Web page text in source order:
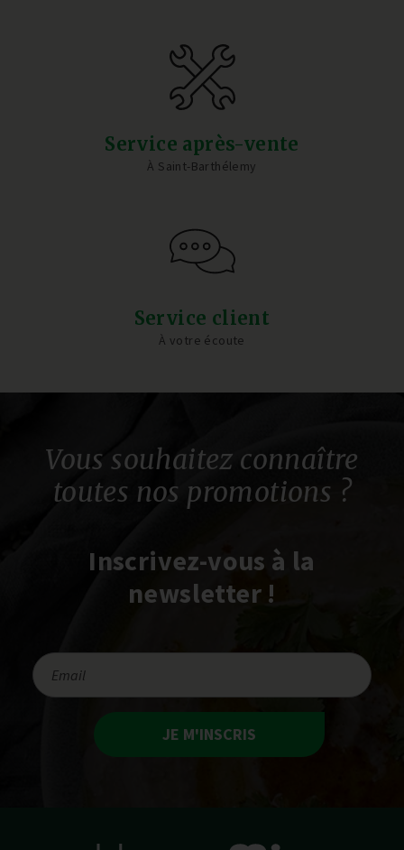
Service après-vente
À Saint-Barthélemy
Service client
À votre écoute
Vous souhaitez connaître
toutes nos promotions ?
Inscrivez-vous à la
newsletter !
JE M'INSCRIS